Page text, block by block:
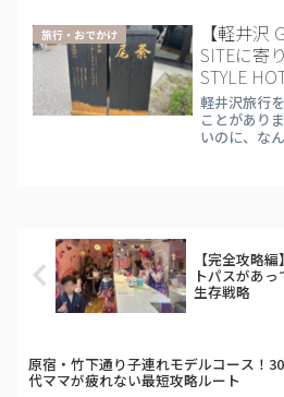
旅行・おでかけ
【軽井沢
SITEに寄
STYLE
駅直結お
軽井沢旅行
ことがあり
いのに、な
【完全攻略
トパスがあ
生存戦略
原宿・竹下通り子連れモデルコース！30
代ママが疲れない最短攻略ルート